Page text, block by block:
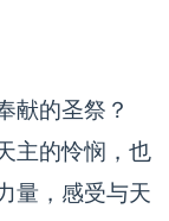
献的圣祭？
主的怜悯，也
量，感受与天